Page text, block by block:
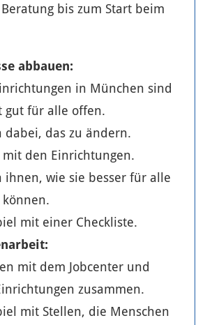
bis zum Start beim
abbauen:
in München sind
gut für alle offen.
dabei, das zu ändern.
den Einrichtungen.
ihnen, wie sie besser für alle
mit einer Checkliste.
mit dem Jobcenter und
zusammen.
mit Stellen, die Menschen